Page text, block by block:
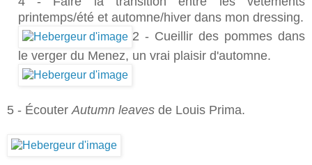
printemps/été et automne/hiver dans mon dressing.
2 - Cueillir des pommes dans
le verger du Menez, un vrai plaisir d'automne.
5 - Écouter Autumn leaves de Louis Prima.